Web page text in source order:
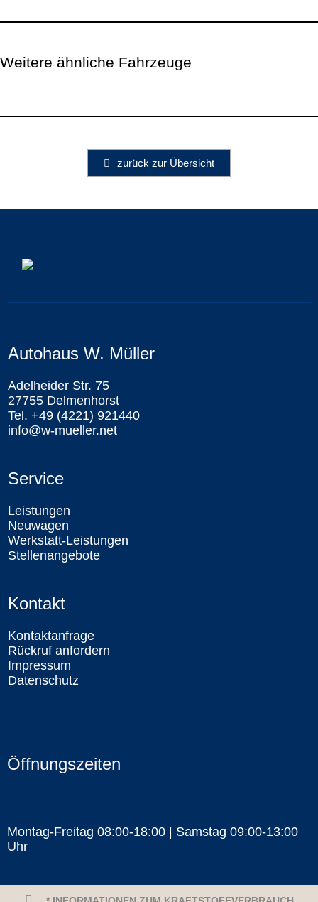
Weitere ähnliche Fahrzeuge
zurück zur Übersicht
Autohaus W. Müller
Adelheider Str. 75
27755 Delmenhorst
Tel. +49 (4221) 921440
info@w-mueller.net
Service
Leistungen
Neuwagen
Werkstatt-Leistungen
Stellenangebote
Kontakt
Kontaktanfrage
Rückruf anfordern
Impressum
Datenschutz
Öffnungszeiten
Montag-Freitag 08:00-18:00 | Samstag 09:00-13:00
Uhr